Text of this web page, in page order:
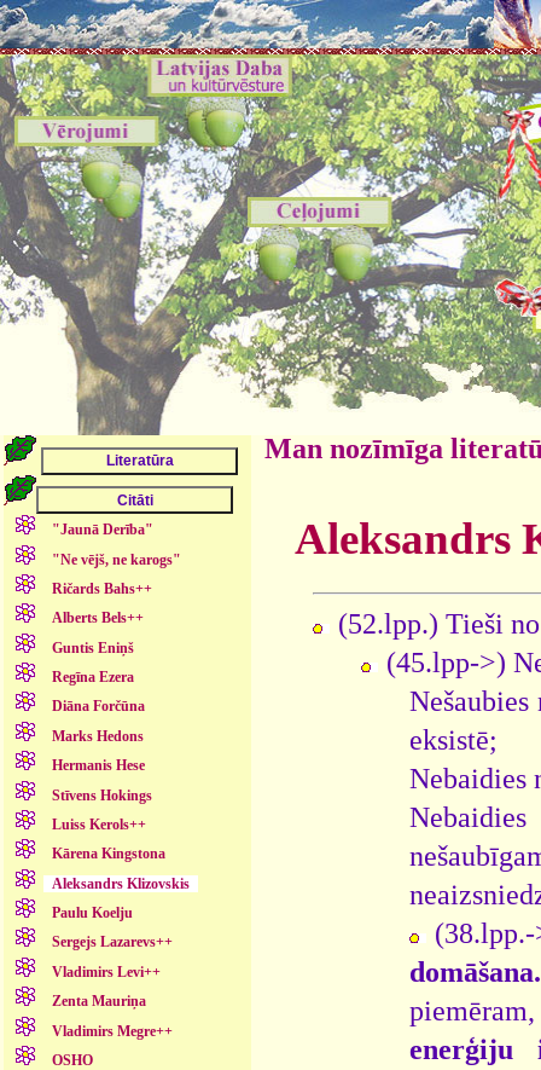
"Jaunā Derība"
"Ne vējš, ne karogs"
Ričards Bahs++
Alberts Bels++
Guntis Eniņš
Regīna Ezera
Diāna Forčūna
Marks Hedons
Hermanis Hese
Stīvens Hokings
Luiss Kerols++
Kārena Kingstona
Aleksandrs Klizovskis
Paulu Koelju
Sergejs Lazarevs++
Vladimirs Levi++
Zenta Mauriņa
Vladimirs Megre++
OSHO
Man nozīmīga
Aleksandrs
(52.lpp.) Tieši
(45.lpp->)
eksistē;
Nebaidies
domāšana.
enerģiju